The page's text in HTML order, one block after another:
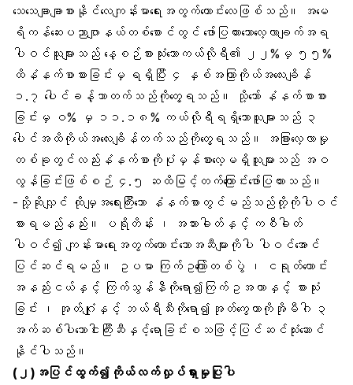
သေသေချာချာစားနိုင်လေကျန်းမာရေးအတွက်ကောင်းလေဖြစ်သည်။ အမေ
ရိကန်ဆေးပညာဂျာနယ်တစ်စောင်တွင် ဖော်ပြထားသောလေ့လာချက်အရ
ပါဝင်သူများသည် နေ့စဉ်စားသုံးသောကယ်လိုရီ၏ ၂၂%မှ ၅၅%
ထိနံနက်စာစားခြင်းမှ ရရှိပြီး ၄ နှစ်အကြာကိုယ်အလေးချိန်
၁.၇ ပေါင်ခန့်သာတက်သည်ကိုတွေ့ရသည်။ သို့သော် နံနက်စာစား
ခြင်းမှ ဝ% မှ ၁၁.၁၈% ကယ်လိုရီရရှိသောသူများသည် ၃
ပေါင်အထိကိုယ်အလေးချိန်တက်သည်ကိုတွေ့ရသည်။ အခြားလေ့လာမှု
တစ်ခုတွင်လည်းနံနက်စာကိုပုံမှန်စားလေ့မရှိသူများသည် အဝ
လွန်ခြင်းဖြစ်စဉ် ၄.၅ ဆထိမြင့်တက်ကြောင်းဖော်ပြထားသည်။
-သို့ဆိုလျှင် ထိုမျှအရေးကြီးသော နံနက်စာတွင်မည်သည်တို့ကိုပါဝင်
စားရမည်နည်း။ ပရိုတိန်း ၊ အသားဓါတ်နှင့် ကစီဓါတ်
ပါဝင်၍ ကျန်းမာရေးအတွက်ကောင်းသောအဆီများကိုပါ ပါဝင်အောင်
ပြင်ဆင်ရမည်။ ဥပမာ ကြက်ဥကြော်တစ်ပွဲ ၊ ငရုတ်ကောင်း
အနည်းငယ်နှင့် ကြက်သွန်နီကိုရော၍ကြက်ဥအကာနှင့် စားသုံး
ခြင်း ၊ အုတ်ဂျုံနှင့် ဘယ်ရီသီးကိုရော၍အုတ်ကွေကာကိုအိုမီဂါ ၃
အက်ဆစ်ပါသောငါးကြီးဆီနှင့်ရောခြင်းစသဖြင့်ပြင်ဆင်သုံးဆောင်
နိုင်ပါသည်။
(၂)အပြင်ထွက်၍ကိုယ်လက်လှုပ်ရှားမှုပြုပါ